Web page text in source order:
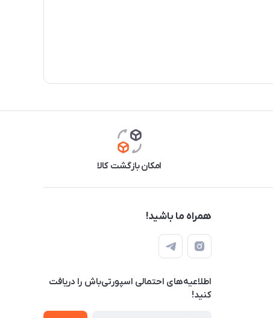
امکان بازگشت کالا
همراه ما باشید!
اطلاعیه‌های احتمالی اسپورتی‌باش را دریافت
کنید!